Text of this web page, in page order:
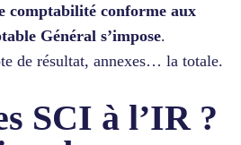
comptabilité conforme aux
Général s’impose.
de résultat, annexes… la totale.
SCI à l’IR ?